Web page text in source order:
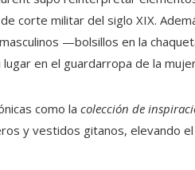
corte militar del siglo XIX.
—bolsillos en la
en el guardarropa de la
como la colección de
y vestidos gitanos, elevando el